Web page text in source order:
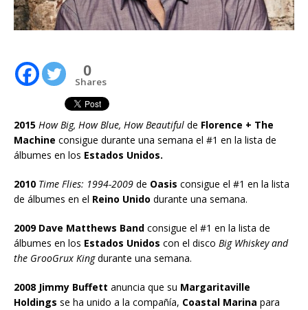
0
Shares
2015 How Big, How Blue, How Beautiful de Florence + The
Machine consigue durante una semana el #1 en la lista de
álbumes en los Estados Unidos.
2010 Time Flies: 1994-2009 de Oasis consigue el #1 en la lista
de álbumes en el Reino Unido durante una semana.
2009 Dave Matthews Band consigue el #1 en la lista de
álbumes en los Estados Unidos con el disco Big Whiskey and
the GrooGrux Kingdurante una semana.
2008 Jimmy Buffett anuncia que su Margaritaville
Holdings se ha unido a la compañía, Coastal Marina para